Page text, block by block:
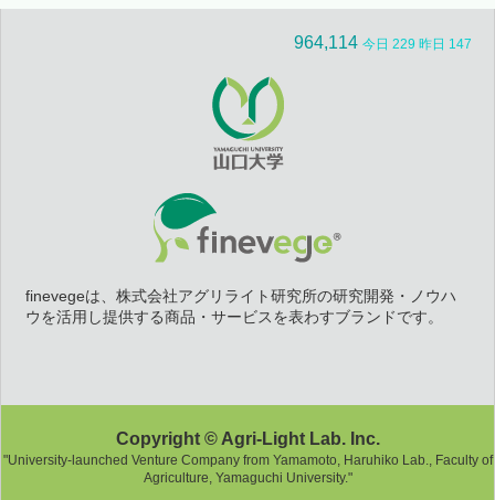
964,114 今日 229 昨日 147
finevegeは、株式会社アグリライト研究所の研究開発・ノウハ
ウを活用し提供する商品・サービスを表わすブランドです。
Copyright © Agri-Light Lab. Inc.
"University-launched Venture Company from Yamamoto, Haruhiko Lab., Faculty of
Agriculture, Yamaguchi University."